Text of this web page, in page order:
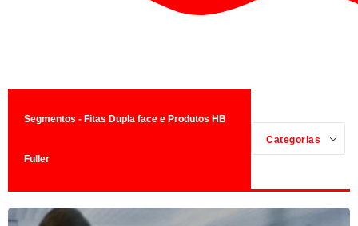
Segmentos - Fitas Dupla face e Produtos HB
Fuller
Categorias